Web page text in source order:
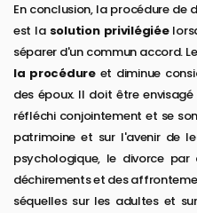
En conclusion, la procédure
est la solution privilégiée
séparer d'un commun accord.
la procédureet diminue
des époux. Il doit être
réfléchi conjointement et se
patrimoine et sur l'avenir de
psychologique, le divorce
déchirements et des
séquelles sur les adultes et